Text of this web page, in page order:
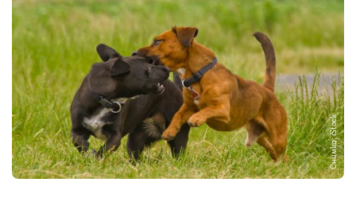
Снимка: iStock